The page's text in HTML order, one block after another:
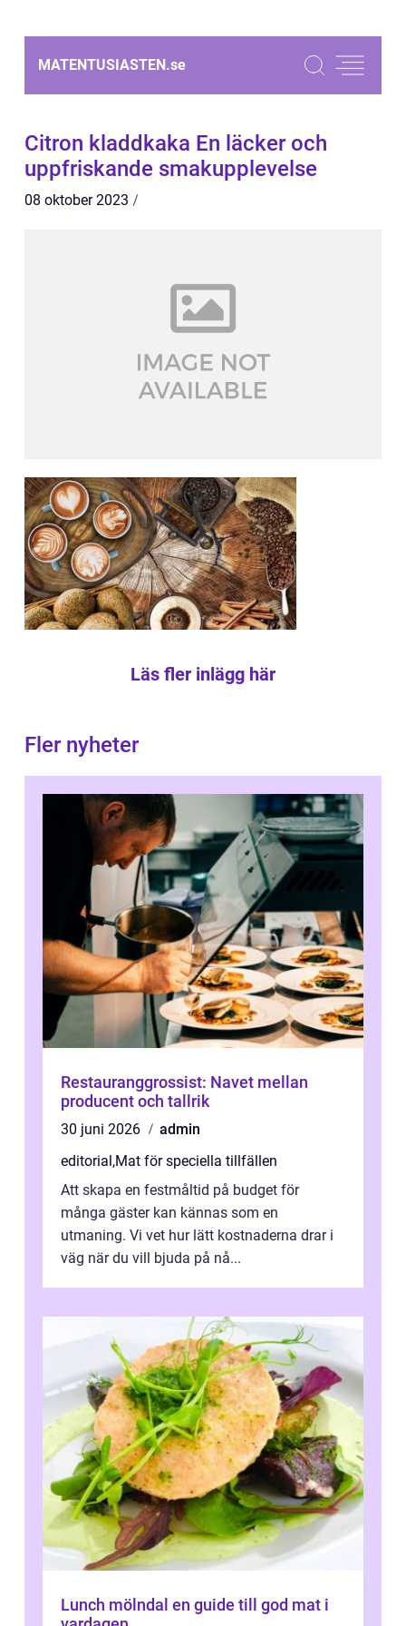
MATENTUSIASTEN.se
Citron kladdkaka En läcker och
uppfriskande smakupplevelse
08 oktober 2023
Läs fler inlägg här
Fler nyheter
Restauranggrossist: Navet mellan
producent och tallrik
30 juni 2026
admin
editorial,Mat för speciella tillfällen
Att skapa en festmåltid på budget för
många gäster kan kännas som en
utmaning. Vi vet hur lätt kostnaderna drar i
väg när du vill bjuda på nå...
Lunch mölndal en guide till god mat i